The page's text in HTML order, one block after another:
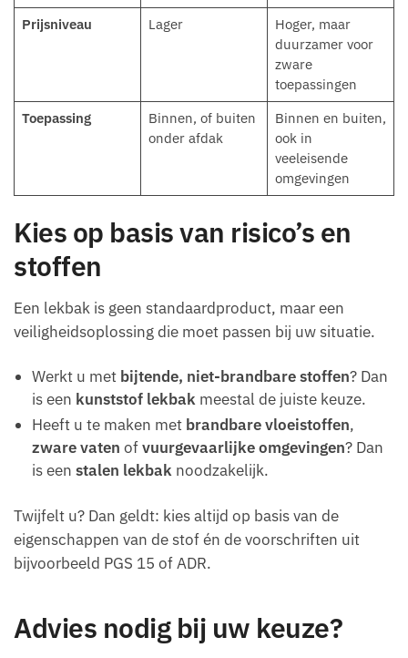
Prijsniveau
Lager
Hoger, maar
duurzamer voor
zware
toepassingen
Toepassing
Binnen, of buiten
onder afdak
Binnen en buiten,
ook in
veeleisende
omgevingen
Kies op basis van risico’s en
stoffen
Een lekbak is geen standaardproduct, maar een
veiligheidsoplossing die moet passen bij uw situatie.
Werkt u met bijtende, niet-brandbare stoffen? Dan
is een kunststof lekbak meestal de juiste keuze.
Heeft u te maken met brandbare vloeistoffen,
zware vaten ofvuurgevaarlijke omgevingen? Dan
is een stalen lekbak noodzakelijk.
Twijfelt u? Dan geldt: kies altijd op basis van de
eigenschappen van de stof én de voorschriften uit
bijvoorbeeld PGS 15 of ADR.
Advies nodig bij uw keuze?